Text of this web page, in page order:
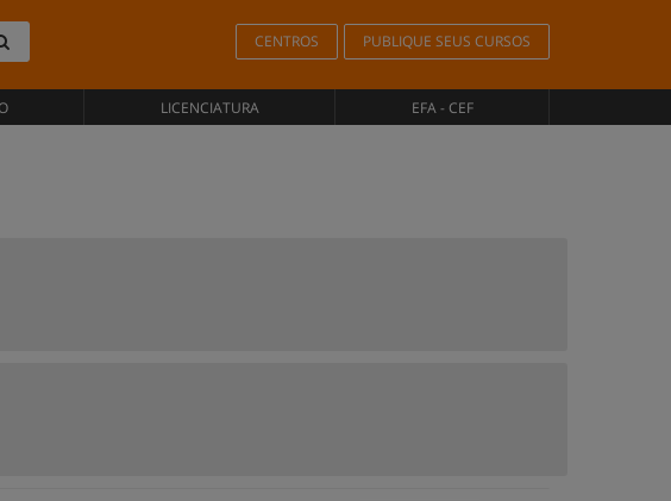
CENTROS PUBLIQUE SEUS CURSOS
LICENCIATURA EFA - CEF